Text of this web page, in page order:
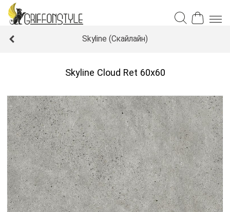
Skyline (Скайлайн)
Skyline Cloud Ret 60x60